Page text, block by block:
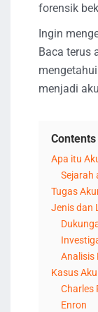
forensik
Ingin
Baca terus
menjadi
Contents
Apa itu
Sejarah
Tugas
Jenis dan
Analisis
Kasus
Charles
Enron